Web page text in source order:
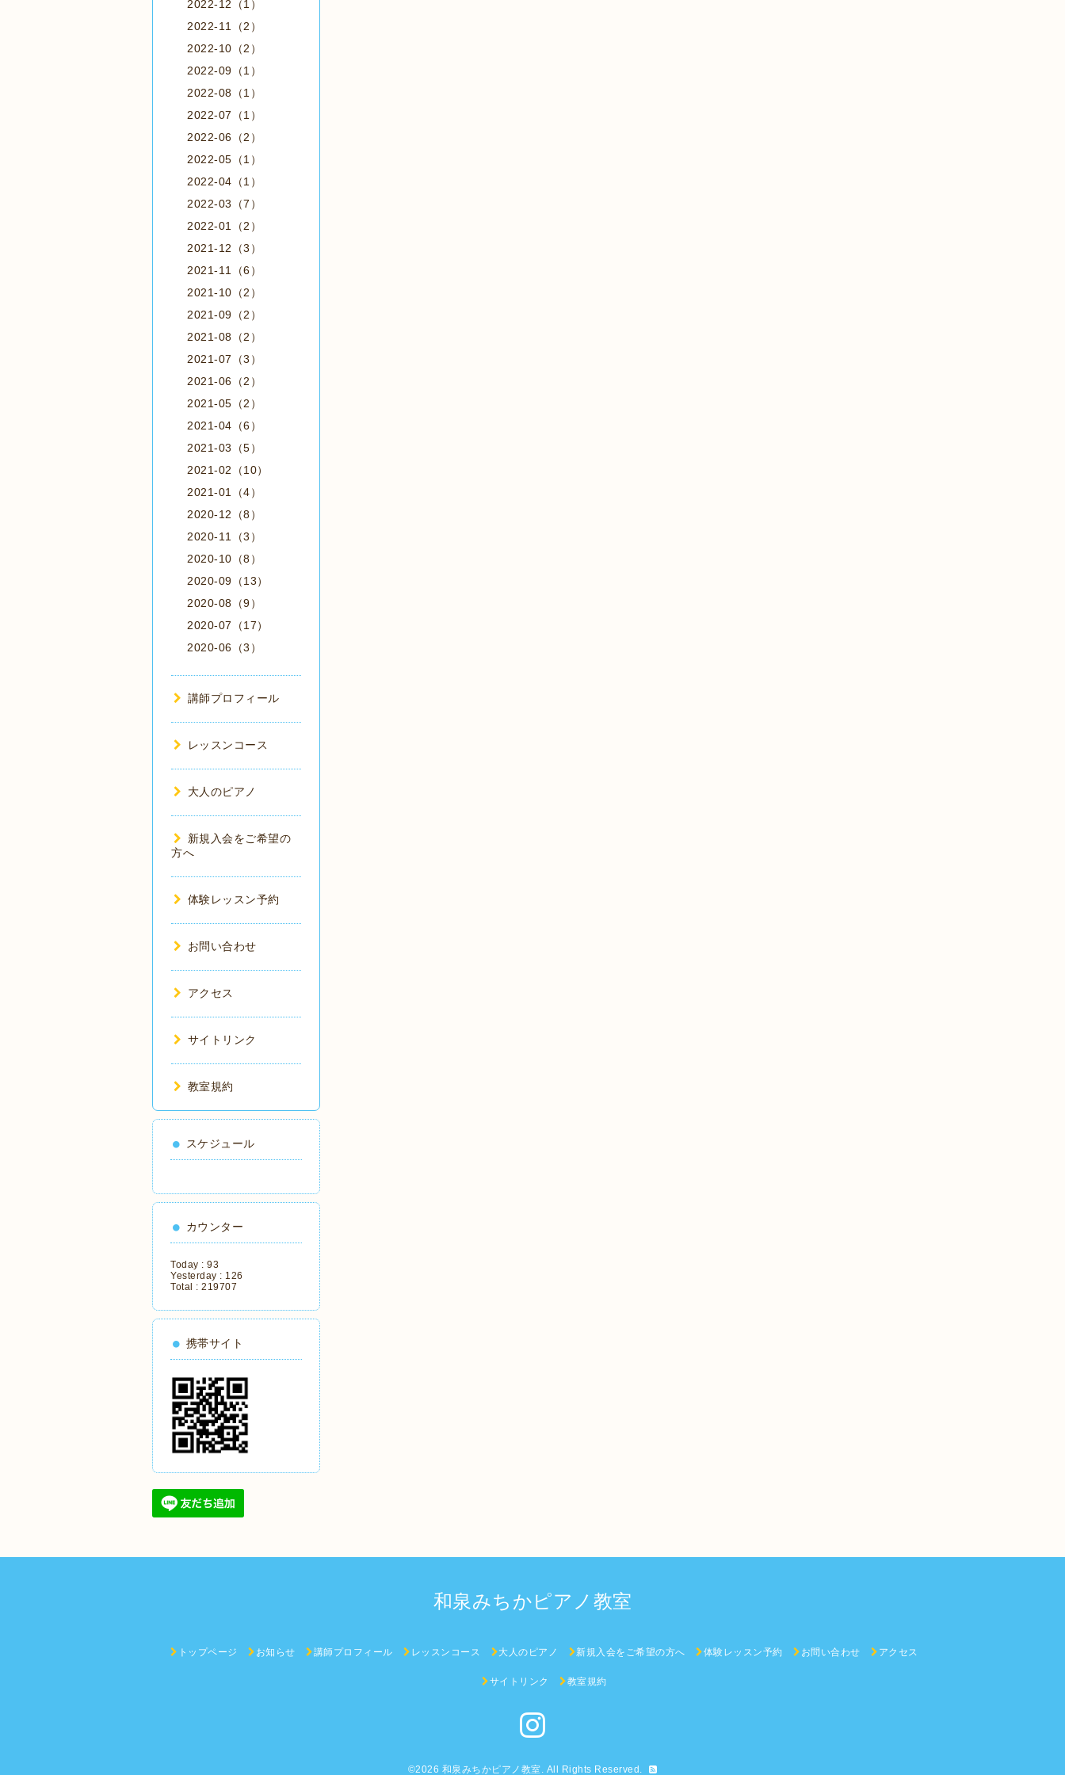
2022-12（1）
2022-11（2）
2022-10（2）
2022-09（1）
2022-08（1）
2022-07（1）
2022-06（2）
2022-05（1）
2022-04（1）
2022-03（7）
2022-01（2）
2021-12（3）
2021-11（6）
2021-10（2）
2021-09（2）
2021-08（2）
2021-07（3）
2021-06（2）
2021-05（2）
2021-04（6）
2021-03（5）
2021-02（10）
2021-01（4）
2020-12（8）
2020-11（3）
2020-10（8）
2020-09（13）
2020-08（9）
2020-07（17）
2020-06（3）
講師プロフィール
レッスンコース
大人のピアノ
新規入会をご希望の
方へ
体験レッスン予約
お問い合わせ
アクセス
サイトリンク
教室規約
スケジュール
カウンター
Today : 93
Yesterday : 126
Total : 219707
携帯サイト
和泉みちかピアノ教室
トップページ お知らせ 講師プロフィール レッスンコース 大人のピアノ 新規入会をご希望の方へ 体験レッスン予約 お問い合わせ アクセス
サイトリンク 教室規約
©2026 和泉みちかピアノ教室. All Rights Reserved.